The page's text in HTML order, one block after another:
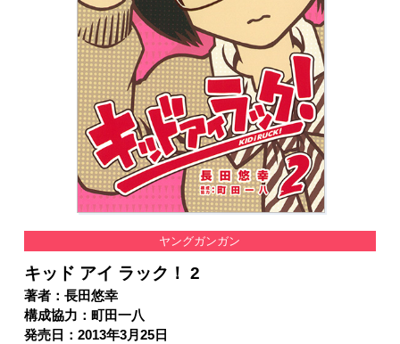
会社情報 採用情報
スクウェア・エニックス サイト内検索
ヤングガンガン
キッド アイ ラック！ 2
著者：長田悠幸
構成協力：町田一八
発売日：2013年3月25日